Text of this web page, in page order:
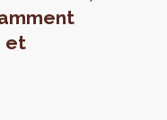
et